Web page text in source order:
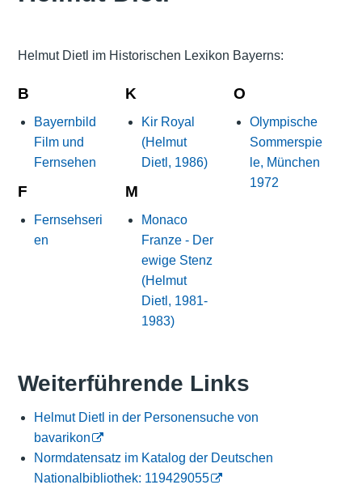
Helmut Dietl im Historischen Lexikon Bayerns:
B
Bayernbild
Film und
Fernsehen
F
Fernsehseri
en
K
Kir Royal
(Helmut
Dietl, 1986)
M
Monaco
Franze - Der
ewige Stenz
(Helmut
Dietl, 1981-
1983)
O
Olympische
Sommerspie
le, München
1972
Weiterführende Links
Helmut Dietl in der Personensuche von
bavarikon
Normdatensatz im Katalog der Deutschen
Nationalbibliothek: 119429055